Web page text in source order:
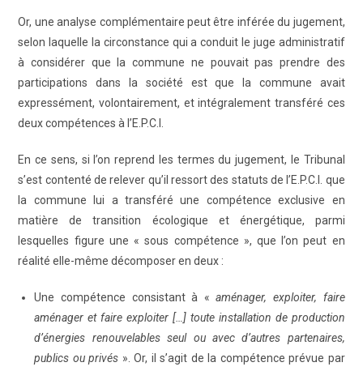
Or, une analyse complémentaire peut être inférée du jugement,
selon laquelle la circonstance qui a conduit le juge administratif
à considérer que la commune ne pouvait pas prendre des
participations dans la société est que la commune avait
expressément, volontairement, et intégralement transféré ces
deux compétences à l’E.P.C.I.
En ce sens, si l’on reprend les termes du jugement, le Tribunal
s’est contenté de relever qu’il ressort des statuts de l’E.P.C.I. que
la commune lui a transféré une compétence exclusive en
matière de transition écologique et énergétique, parmi
lesquelles figure une « sous compétence », que l’on peut en
réalité elle-même décomposer en deux :
Une compétence consistant à «aménager, exploiter, faire
aménager et faire exploiter […] toute installation de production
d’énergies renouvelables seul ou avec d’autres partenaires,
publics ou privés ». Or, il s’agit de la compétence prévue par